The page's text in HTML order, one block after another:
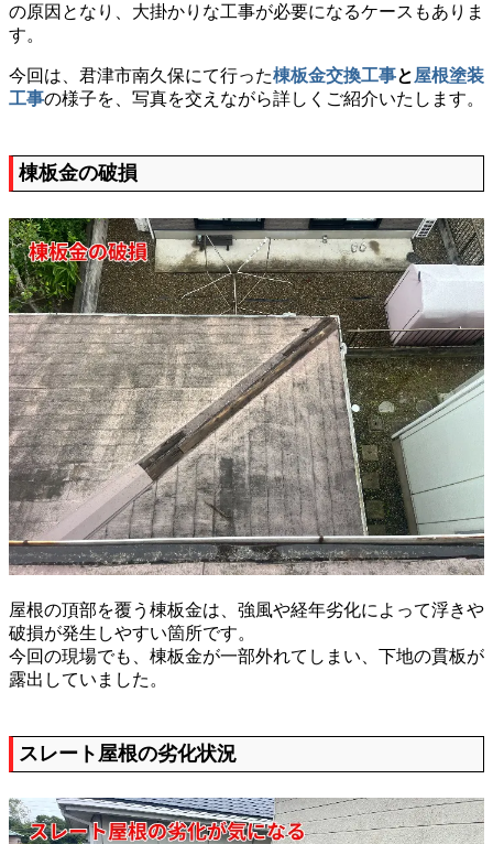
の原因となり、大掛かりな工事が必要になるケースもありま
す。
今回は、君津市南久保にて行った棟板金交換工事と屋根塗装
工事の様子を、写真を交えながら詳しくご紹介いたします。
棟板金の破損
屋根の頂部を覆う棟板金は、強風や経年劣化によって浮きや
破損が発生しやすい箇所です。
今回の現場でも、棟板金が一部外れてしまい、下地の貫板が
露出していました。
スレート屋根の劣化状況